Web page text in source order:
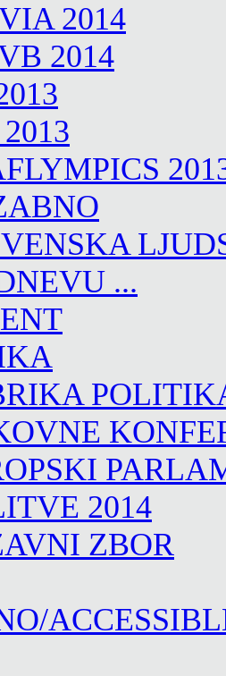
2014
2014
...
2014
ZBOR